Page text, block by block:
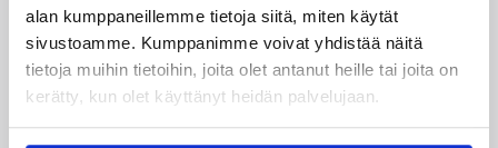
alan kumppaneillemme tietoja siitä, miten käytät
sivustoamme. Kumppanimme voivat yhdistää näitä
tietoja muihin tietoihin, joita olet antanut heille tai joita on
kerätty, kun olet käyttänyt heidän palvelujaan.
Maaottelu 06.08.2026 21:44